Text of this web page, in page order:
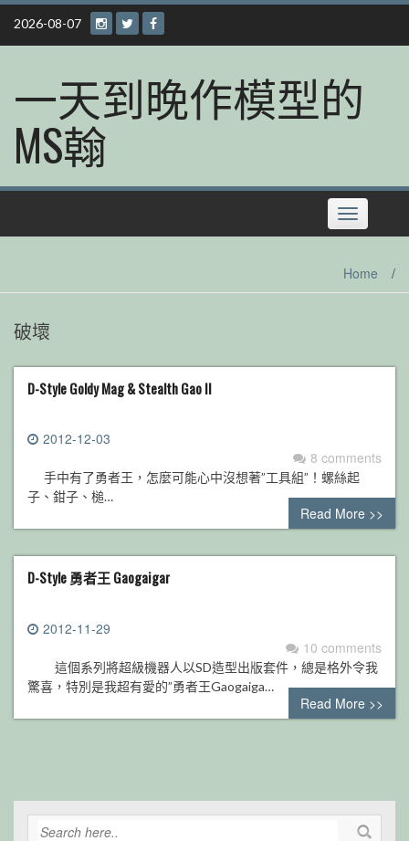
Skip
content
2026-08-07
一天到晚作模型的
MS翰
Toggle
navigation
Home /
破壞
D-Style Goldy Mag & Stealth Gao II
2012-12-03
8 comments
手中有了勇者王，怎麼可能心中沒想著”工具組”！螺絲起
子、鉗子、槌…
Read More >>
D-Style 勇者王 Gaogaigar
2012-11-29
10 comments
這個系列將超級機器人以SD造型出版套件，總是格外令我
驚喜，特別是我超有愛的”勇者王Gaogaiga…
Read More >>